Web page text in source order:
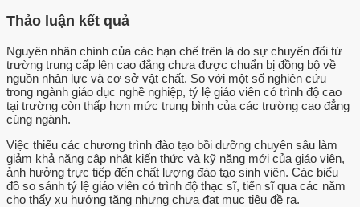
Thảo luận kết quả
Nguyên nhân chính của các hạn chế trên là do sự chuyển đổi từ
trường trung cấp lên cao đẳng chưa được chuẩn bị đồng bộ về
nguồn nhân lực và cơ sở vật chất. So với một số nghiên cứu
trong ngành giáo dục nghề nghiệp, tỷ lệ giáo viên có trình độ cao
tại trường còn thấp hơn mức trung bình của các trường cao đẳng
cùng ngành.
Việc thiếu các chương trình đào tạo bồi dưỡng chuyên sâu làm
giảm khả năng cập nhật kiến thức và kỹ năng mới của giáo viên,
ảnh hưởng trực tiếp đến chất lượng đào tạo sinh viên. Các biểu
đồ so sánh tỷ lệ giáo viên có trình độ thạc sĩ, tiến sĩ qua các năm
cho thấy xu hướng tăng nhưng chưa đạt mục tiêu đề ra.